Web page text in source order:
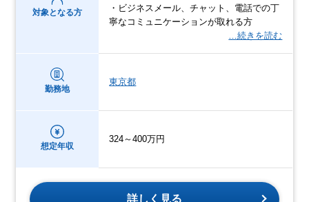
対象となる方
・ビジネスメール、チャット、電話での丁
寧なコミュニケーションが取れる方
…続きを読む
勤務地
東京都
想定年収
324～400万円
詳しく見る